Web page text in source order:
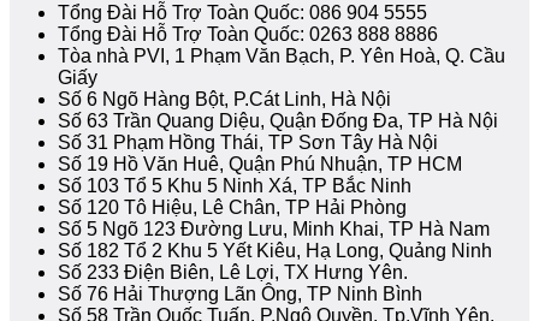
Tổng Đài Hỗ Trợ Toàn Quốc: 086 904 5555
Tổng Đài Hỗ Trợ Toàn Quốc: 0263 888 8886
Tòa nhà PVI, 1 Phạm Văn Bạch, P. Yên Hoà, Q. Cầu
Giấy
Số 6 Ngõ Hàng Bột, P.Cát Linh, Hà Nội
Số 63 Trần Quang Diệu, Quận Đống Đa, TP Hà Nội
Số 31 Phạm Hồng Thái, TP Sơn Tây Hà Nội
Số 19 Hồ Văn Huê, Quận Phú Nhuận, TP HCM
Số 103 Tổ 5 Khu 5 Ninh Xá, TP Bắc Ninh
Số 120 Tô Hiệu, Lê Chân, TP Hải Phòng
Số 5 Ngõ 123 Đường Lưu, Minh Khai, TP Hà Nam
Số 182 Tổ 2 Khu 5 Yết Kiêu, Hạ Long, Quảng Ninh
Số 233 Điện Biên, Lê Lợi, TX Hưng Yên.
Số 76 Hải Thượng Lãn Ông, TP Ninh Bình
Số 58 Trần Quốc Tuấn, P.Ngô Quyền, Tp.Vĩnh Yên.